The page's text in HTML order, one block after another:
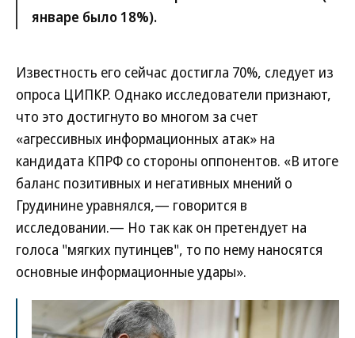
январе было 18%).
Известность его сейчас достигла 70%, следует из
опроса ЦИПКР. Однако исследователи признают,
что это достигнуто во многом за счет
«агрессивных информационных атак» на
кандидата КПРФ со стороны оппонентов. «В итоге
баланс позитивных и негативных мнений о
Грудинине уравнялся,— говорится в
исследовании.— Но так как он претендует на
голоса "мягких путинцев", то по нему наносятся
основные информационные удары».